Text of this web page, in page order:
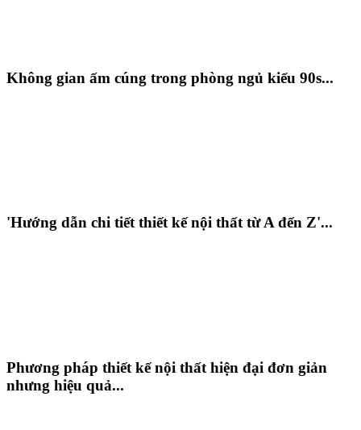
Không gian ấm cúng trong phòng ngủ kiểu 90s...
'Hướng dẫn chi tiết thiết kế nội thất từ A đến Z'...
Phương pháp thiết kế nội thất hiện đại đơn giản
nhưng hiệu quả...